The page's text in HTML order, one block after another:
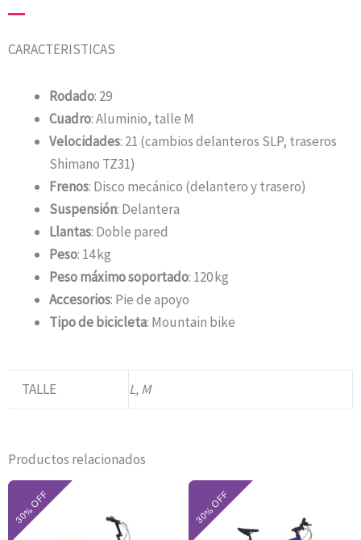
CARACTERISTICAS
Rodado: 29
Cuadro:Aluminio, talle M
Velocidades: 21 (cambios delanteros SLP, traseros
Shimano TZ31)
Frenos: Disco mecánico (delantero y trasero)
Suspensión: Delantera
Llantas: Doble pared
Peso: 14 kg
Peso máximo soportado: 120 kg
Accesorios: Pie de apoyo
Tipo de bicicleta: Mountain bike
TALLE L, M
Productos relacionados
El
actual
es:
El
era:
actual
es: